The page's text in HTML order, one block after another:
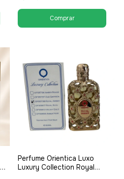
Perfume Orientica Luxo
Luxury Collection Royal